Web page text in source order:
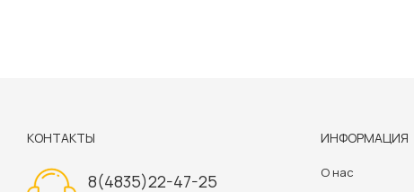
КОНТАКТЫ
8(4835)22-47-25
ИНФОРМАЦИЯ
О нас